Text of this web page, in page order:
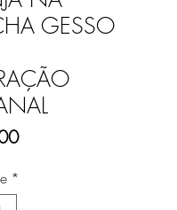
GESSO
Preço
*